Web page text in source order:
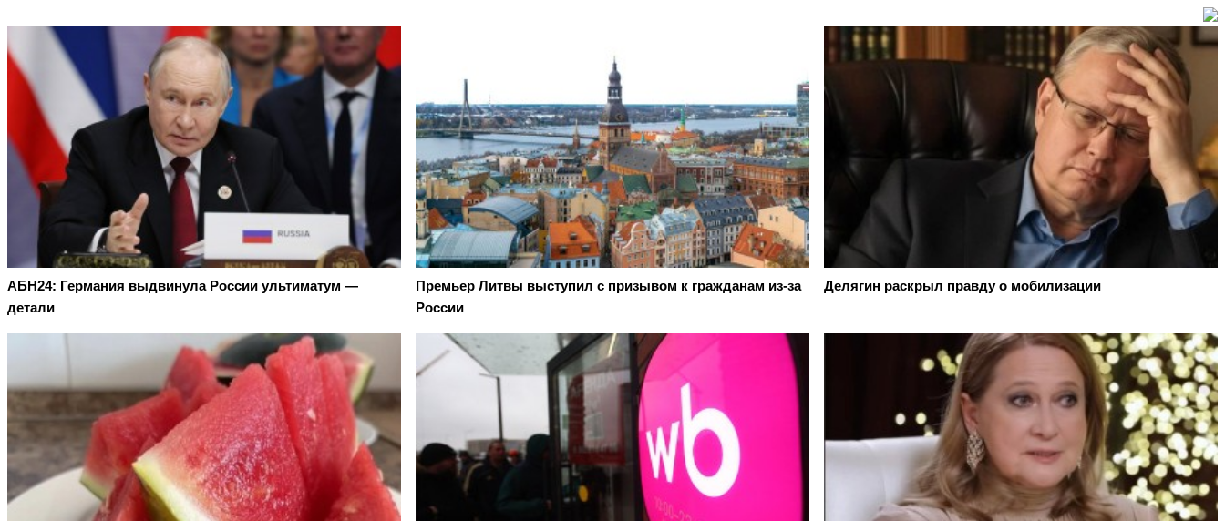
АБН24: Германия выдвинула России ультиматум —
детали
Премьер Литвы выступил с призывом к гражданам из-за
России
Делягин раскрыл правду о мобилизации